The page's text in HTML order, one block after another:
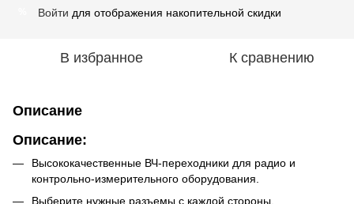
Войти для отображения накопительной скидки
В избранное К сравнению
Описание
Описание:
Высококачественные ВЧ-переходники для радио и
контрольно-измерительного оборудования.
Выберите нужные разъемы с каждой стороны.